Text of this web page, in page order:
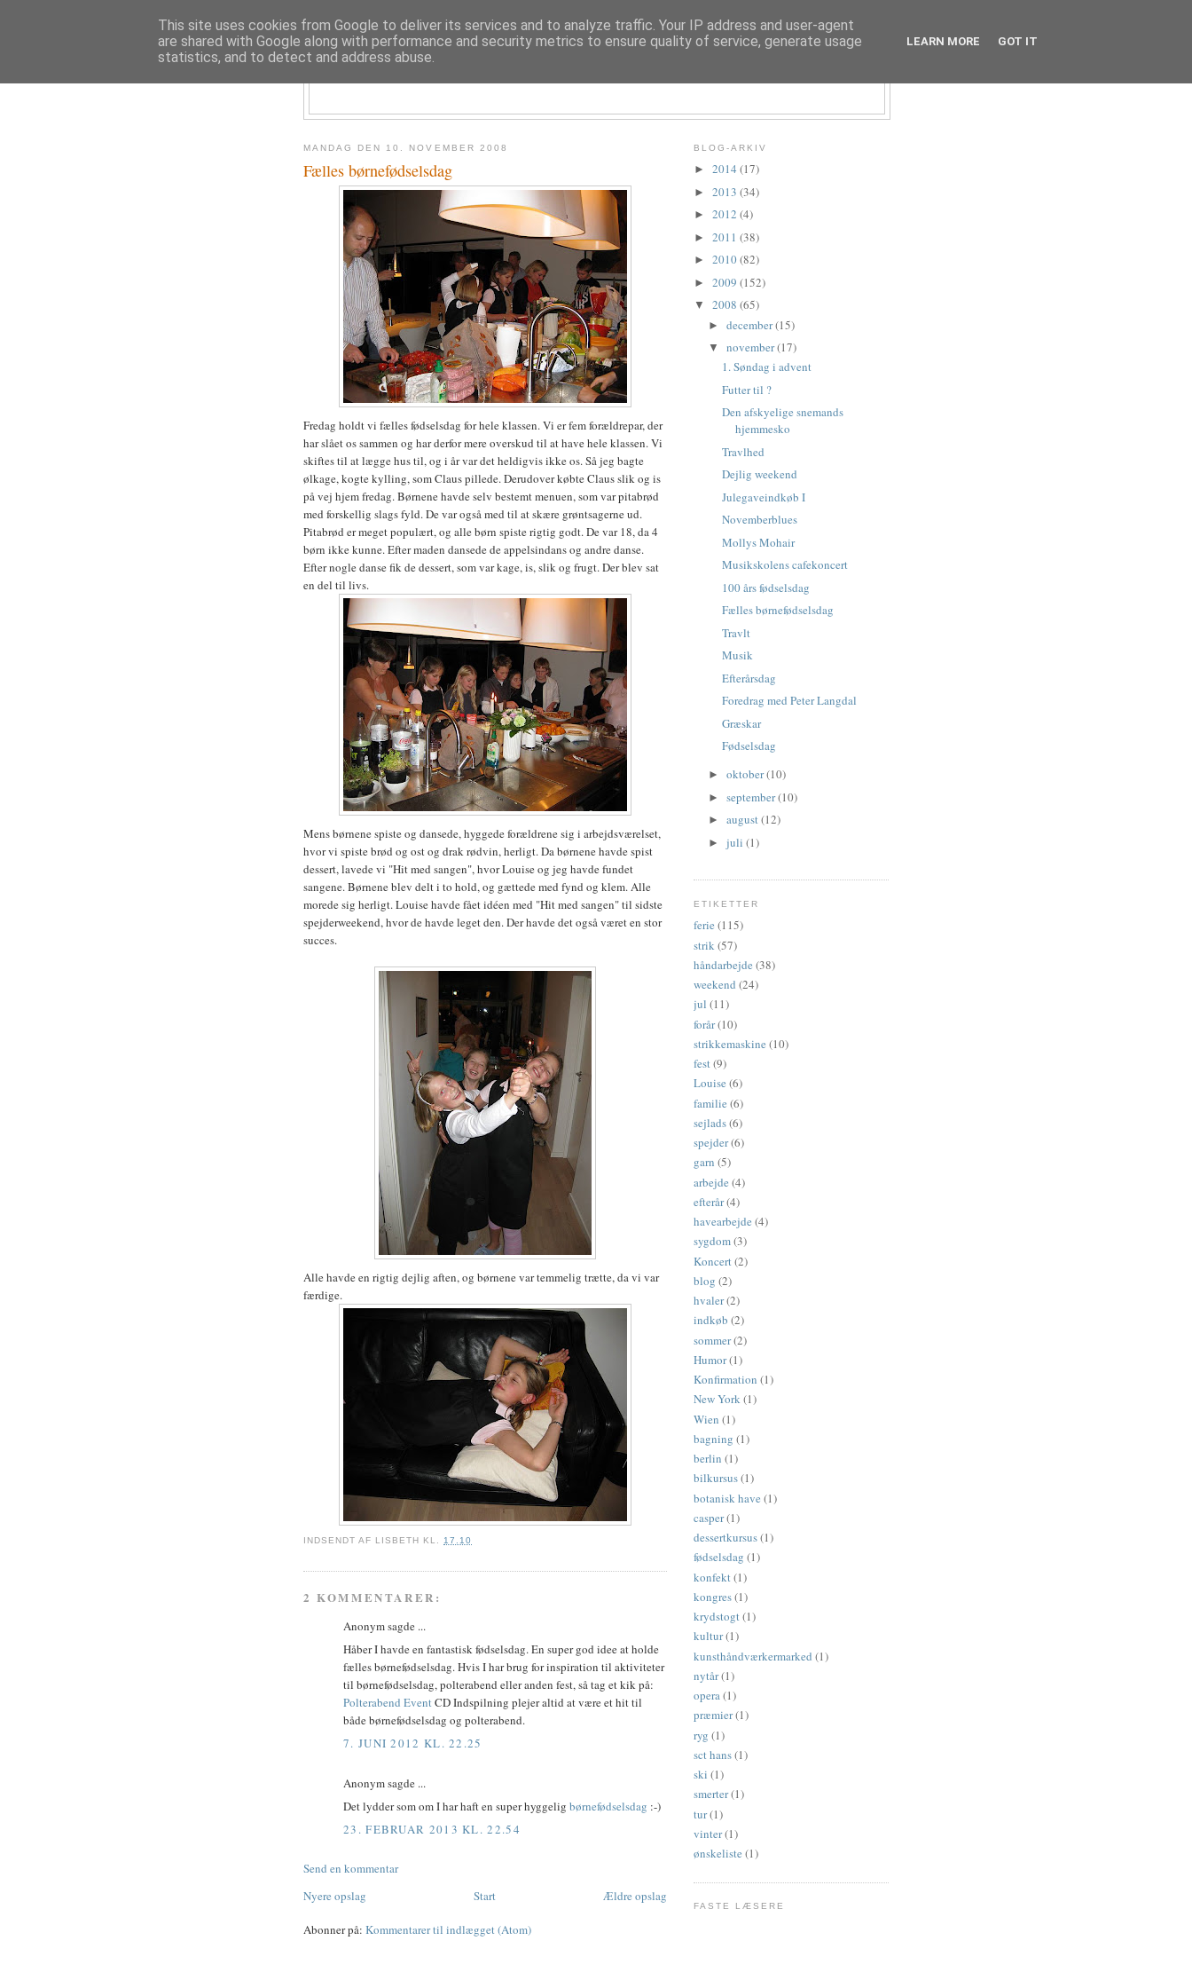
MANDAG DEN 10. NOVEMBER 2008
Fælles børnefødselsdag
Fredag holdt vi fælles fødselsdag for hele klassen. Vi er fem forældrepar, der
har slået os sammen og har derfor mere overskud til at have hele klassen. Vi
skiftes til at lægge hus til, og i år var det heldigvis ikke os. Så jeg bagte
ølkage, kogte kylling, som Claus pillede. Derudover købte Claus slik og is
på vej hjem fredag. Børnene havde selv bestemt menuen, som var pitabrød
med forskellig slags fyld. De var også med til at skære grøntsagerne ud.
Pitabrød er meget populært, og alle børn spiste rigtig godt. De var 18, da 4
børn ikke kunne. Efter maden dansede de appelsindans og andre danse.
Efter nogle danse fik de dessert, som var kage, is, slik og frugt. Der blev sat
en del til livs.
Mens børnene spiste og dansede, hyggede forældrene sig i arbejdsværelset,
hvor vi spiste brød og ost og drak rødvin, herligt. Da børnene havde spist
dessert, lavede vi "Hit med sangen", hvor Louise og jeg havde fundet
sangene. Børnene blev delt i to hold, og gættede med fynd og klem. Alle
morede sig herligt. Louise havde fået idéen med "Hit med sangen" til sidste
spejderweekend, hvor de havde leget den. Der havde det også været en stor
succes.
Alle havde en rigtig dejlig aften, og børnene var temmelig trætte, da vi var
færdige.
INDSENDT AF LISBETH KL.17.10
2 KOMMENTARER:
Anonym sagde ...
Håber I havde en fantastisk fødselsdag. En super god idee at holde
fælles børnefødselsdag. Hvis I har brug for inspiration til aktiviteter
til børnefødselsdag, polterabend eller anden fest, så tag et kik på:
Polterabend EventCD Indspilning plejer altid at være et hit til
både børnefødselsdag og polterabend.
7. JUNI 2012 KL. 22.25
Anonym sagde ...
Det lydder som om I har haft en super hyggelig børnefødselsdag :-)
23. FEBRUAR 2013 KL. 22.54
Send en kommentar
Nyere opslag
Ældre opslag
Start
Abonner på: Kommentarer til indlægget (Atom)
BLOG-ARKIV
► 2014 (17)
► 2013 (34)
► 2012 (4)
► 2011 (38)
► 2010(82)
► 2009 (152)
▼ 2008 (65)
► december(15)
▼ november(17)
1. Søndag i advent
Futter til ?
Den afskyelige snemands
hjemmesko
Travlhed
Dejlig weekend
Julegaveindkøb I
Novemberblues
Mollys Mohair
Musikskolens cafekoncert
100 års fødselsdag
Fælles børnefødselsdag
Travlt
Musik
Efterårsdag
Foredrag med Peter Langdal
Græskar
Fødselsdag
► oktober(10)
► september(10)
► august(12)
► juli (1)
ETIKETTER
ferie (115)
strik(57)
håndarbejde (38)
weekend (24)
jul (11)
forår(10)
strikkemaskine (10)
fest(9)
Louise (6)
familie (6)
sejlads(6)
spejder(6)
garn (5)
arbejde (4)
efterår(4)
havearbejde (4)
sygdom(3)
Koncert(2)
blog (2)
hvaler(2)
indkøb (2)
sommer(2)
Humor(1)
Konfirmation (1)
New York(1)
Wien (1)
bagning (1)
berlin (1)
bilkursus(1)
botanisk have (1)
casper(1)
dessertkursus(1)
fødselsdag (1)
konfekt(1)
kongres(1)
krydstogt(1)
kultur(1)
kunsthåndværkermarked (1)
nytår(1)
opera(1)
præmier(1)
ryg (1)
sct hans(1)
ski (1)
smerter(1)
tur(1)
vinter(1)
ønskeliste (1)
FASTE LÆSERE
This site uses cookies from Google to deliver its services and to analyze traffic. Your IP address and user-agent
are shared with Google along with performance and security metrics to ensure quality of service, generate usage
statistics, and to detect and address abuse.
LEARN MORE GOT IT